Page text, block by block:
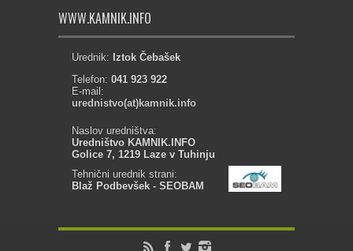
WWW.KAMNIK.INFO
Urednik: Iztok Čebašek
Telefon: 041 923 922
E-mail:
urednistvo(at)kamnik.info
Naslov uredništva:
Uredništvo KAMNIK.INFO
Golice 7, 1219 Laze v Tuhinju
Tehnični urednik strani:
Blaž Podbevšek - SEOBAM